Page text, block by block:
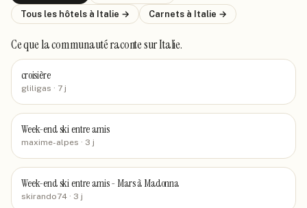
Tous les hôtels à Italie → Carnets à Italie →
Ce que la communauté racontesur Italie.
croisière
gliligas · 7 j
Week-end ski entre amis
maxime-alpes · 3 j
Week-end ski entre amis - Mars à Madonna
skirando74 · 3 j